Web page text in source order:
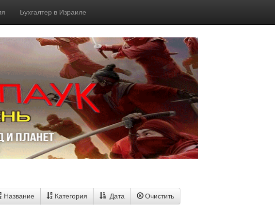
Бухгалтер в Израиле
Название Категория Дата Очистить